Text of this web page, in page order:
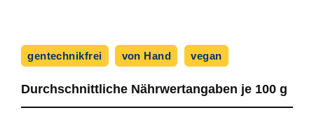
gentechnikfrei von Hand vegan
Durchschnittliche Nährwert­angaben je 100 g